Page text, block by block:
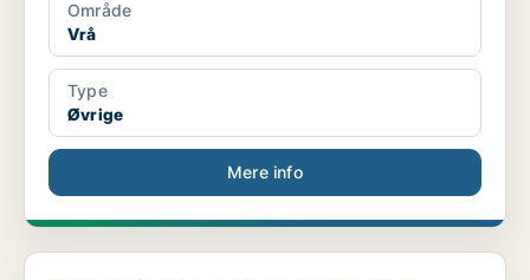
Område
Vrå
Type
Øvrige
Mere info
Er du den rolige nattevagt, der skaber nærvær og t...